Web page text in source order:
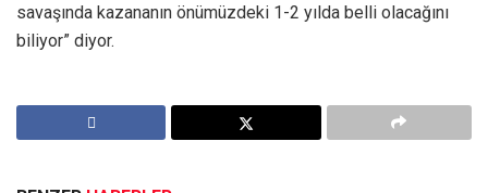
savaşında kazananın önümüzdeki 1-2 yılda belli olacağını
biliyor” diyor.